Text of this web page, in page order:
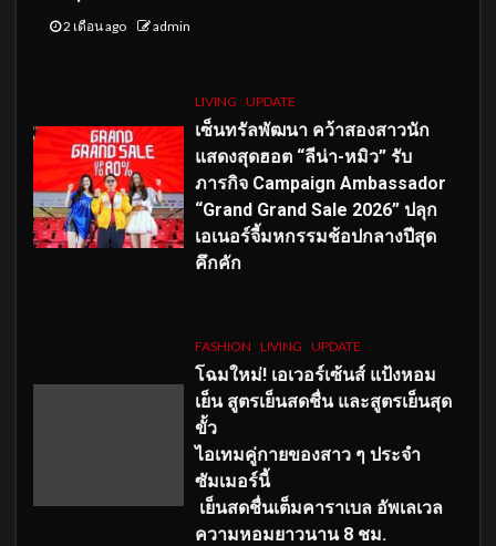
2 เดือน ago admin
LIVING UPDATE
เซ็นทรัลพัฒนา คว้าสองสาวนัก
แสดงสุดฮอต “ลีน่า-หมิว” รับ
ภารกิจ Campaign Ambassador
“Grand Grand Sale 2026” ปลุก
เอเนอร์จี้มหกรรมช้อปกลางปีสุด
คึกคัก
FASHION LIVING UPDATE
โฉมใหม่! เอเวอร์เซ้นส์ แป้งหอม
เย็น สูตรเย็นสดชื่น และสูตรเย็นสุด
ขั้ว
ไอเทมคู่กายของสาว ๆ ประจำ
ซัมเมอร์นี้
เย็นสดชื่นเต็มคาราเบล อัพเลเวล
ความหอมยาวนาน 8 ชม.